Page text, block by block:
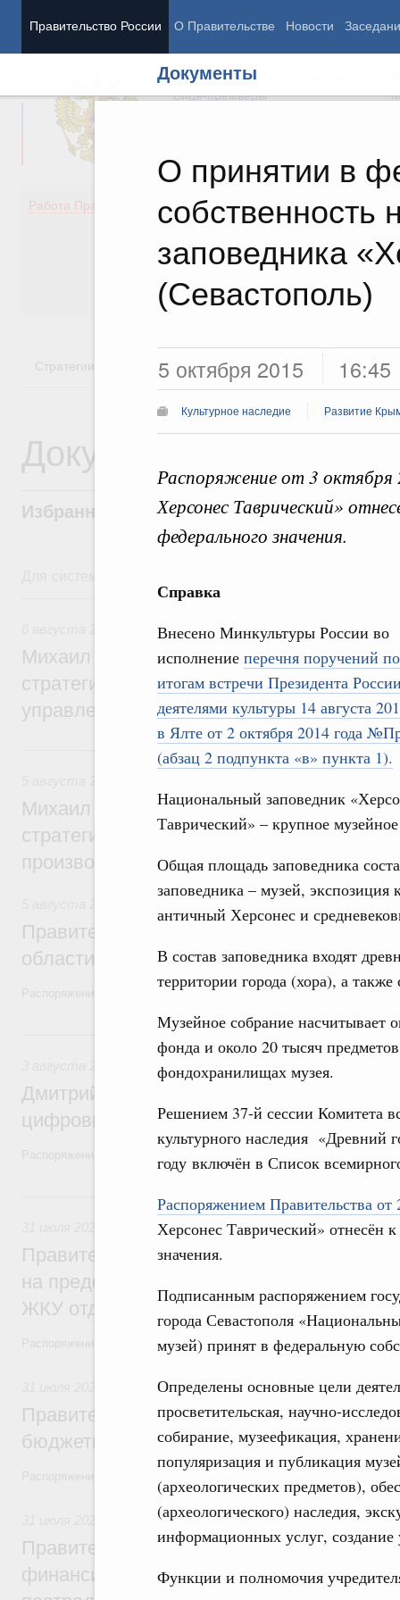
Правительство России О Правительстве Новости
Документы
О принятии в
собственность
заповедника
(Севастополь)
5 октября 2015 16:45
Культурное наследие Развитие
Распоряжение от 3 октября
Херсонес Таврический»
федерального значения.
Справка
Внесено Минкультуры России во
исполнение перечня поручений по
итогам встречи Президента
деятелями культуры 14 августа
в Ялте от 2 октября 2014 года
(абзац 2 подпункта «в» пункта 1).
Национальный заповедник
Таврический» – крупное
Общая площадь заповедника
заповедника – музей, экспозиция
античный Херсонес и
В состав заповедника входят
территории города (хора), а
Музейное собрание насчитывает
фонда и около 20 тысяч
фондохранилищах музея.
Решением 37-й сессии Комитета
культурного наследия «Древний
году включён в Список
Распоряжением Правительства
Херсонес Таврический» отнесён
значения.
Подписанным распоряжением
города Севастополя
музей) принят в федеральную
Определены основные цели
просветительская, научно-
собирание, музеефикация,
популяризация и публикация
(археологических предметов),
(археологического) наследия,
информационных услуг, создание
Функции и полномочия
Председатель Правительства
Вице-премьеры
Работа Правительства
Демография
Здоровье
Культура
Государство
Стратегии Государственные программы
Документы
Избранные документы со справками к
Технологическое развитие. Инновации
Михаил Мишустин дал поручения по
стратегической сессии о
управления научно-технологическим
5 августа, среда
Михаил Мишустин дал поручения по
стратегической сессии, посвящённой
производительности труда
Национальный проект «Экологическое
Правительство увеличило объём
области в рамках федерального
Распоряжение от 3 августа 2026 года №2067-р
3 августа, понедельник
Регулирование в сфере торговли.
Дмитрий Григоренко возглавил штаб по
цифровых платформ
Распоряжение от 25 июля 2026 года №1966-р
31 июля, пятница
Социальная поддержка отдельных
Правительство направит регионам
на предоставление мер социальной
ЖКУ отдельным категориям граждан
Распоряжение от 30 июля 2026 года №2032-р
Бюджеты субъектов Федерации.
Правительство спишет часть
бюджетным кредитам ещё двум
Чрезвычайные ситуации и ликвидация их
Правительство выделило
финансирование Дагестану и Чечне на